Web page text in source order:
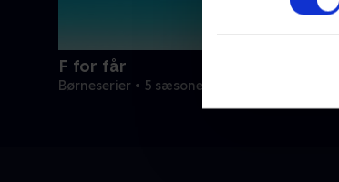
F for får
Børneserier • 5 sæsoner